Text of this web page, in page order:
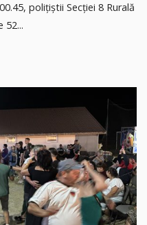
polițiștii Secției 8 Rurală
52...